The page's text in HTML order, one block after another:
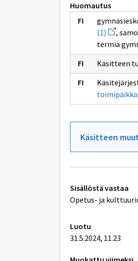
Huomautus
(1) Avaa
uuden
ikkunan
sivulle
(1)
,
termiä
Käsitteen
toimipaikka
Käsitteen
Tekniset
lisätiedot
Sisällöstä vastaa
Opetus- ja
Luotu
31.5.2024, 11.23